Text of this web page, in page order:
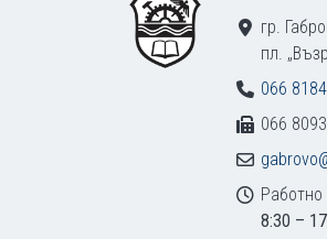
гр.
пл.
066
066
8:30 –